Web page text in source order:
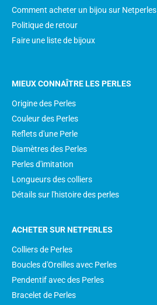
Comment acheter un bijou sur Netperles
Politique de retour
Faire une liste de bijoux
MIEUX CONNAÎTRE LES PERLES
Origine des Perles
Couleur des Perles
Reflets d'une Perle
Diamètres des Perles
Perles d'imitation
Longueurs des colliers
Détails sur l'histoire des perles
ACHETER SUR NETPERLES
Colliers de Perles
Boucles d'Oreilles avec Perles
Pendentif avec des Perles
Bracelet de Perles